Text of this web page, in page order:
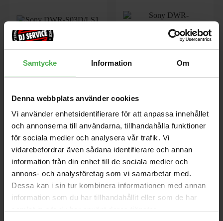
Samtycke Information Om
Denna webbplats använder cookies
Vi använder enhetsidentifierare för att anpassa innehållet
och annonserna till användarna, tillhandahålla funktioner
för sociala medier och analysera vår trafik. Vi
vidarebefordrar även sådana identifierare och annan
information från din enhet till de sociala medier och
annons- och analysföretag som vi samarbetar med.
Dessa kan i sin tur kombinera informationen med annan
information som du har tillhandahållit eller som de har
DWR-S03D/LS1 Slot-In
Digital trådlös 2-kanals slot-in
radiomottagare
37128 kr
store local_shipping MER INFO
DWR-S03D/LU1 Slot-In
Digital trådlös 2-kanals slot-in
radiomottagare
36675 kr
store local_shipping MER INFO
Sony